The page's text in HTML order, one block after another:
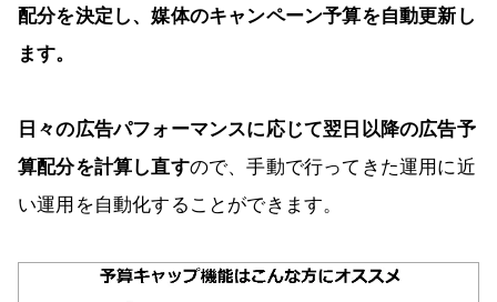
配分を決定し、媒体のキャンペーン予算を自動更新し
ます。
日々の広告パフォーマンスに応じて翌日以降の広告予
算配分を計算し直すので、手動で行ってきた運用に近
い運用を自動化することができます。